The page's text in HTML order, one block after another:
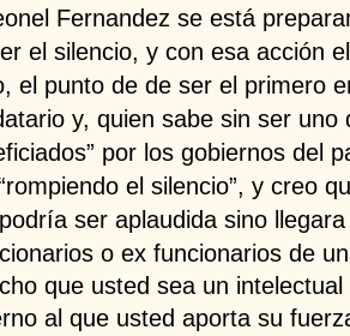
Fernandez se está
el silencio, y con esa acción
el punto de de ser el primero
y, quien sabe sin ser uno
por los gobiernos del
el silencio”, y creo
ser aplaudida sino
o ex funcionarios de
que usted sea un
al que usted aporta su